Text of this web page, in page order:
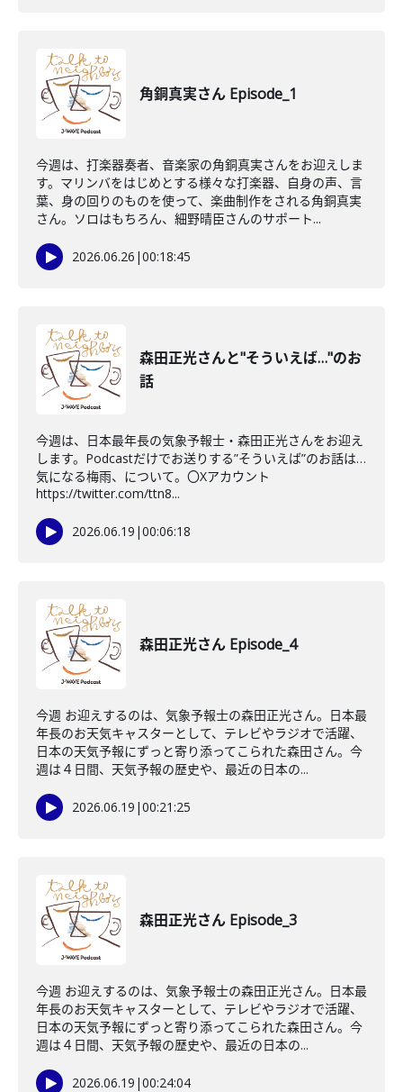
角銅真実さん Episode_1
今週は、打楽器奏者、音楽家の角銅真実さんをお迎えしま
す。マリンバをはじめとする様々な打楽器、自身の声、言
葉、身の回りのものを使って、楽曲制作をされる角銅真実
さん。ソロはもちろん、細野晴臣さんのサポート...
2026.06.26 |00:18:45
森田正光さんと"そういえば…"のお
話
今週は、日本最年長の気象予報士・森田正光さんをお迎え
します。Podcastだけでお送りする”そういえば”のお話は…
気になる梅雨、について。〇Xアカウント
https://twitter.com/ttn8...
2026.06.19 |00:06:18
森田正光さん Episode_4
今週 お迎えするのは、気象予報士の森田正光さん。日本最
年長のお天気キャスターとして、テレビやラジオで活躍、
日本の天気予報にずっと寄り添ってこられた森田さん。今
週は４日間、天気予報の歴史や、最近の日本の...
2026.06.19 |00:21:25
森田正光さん Episode_3
今週 お迎えするのは、気象予報士の森田正光さん。日本最
年長のお天気キャスターとして、テレビやラジオで活躍、
日本の天気予報にずっと寄り添ってこられた森田さん。今
週は４日間、天気予報の歴史や、最近の日本の...
2026.06.19 |00:24:04